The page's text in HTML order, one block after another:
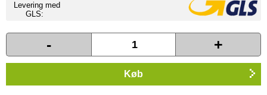
Levering med
GLS:
- +
Køb